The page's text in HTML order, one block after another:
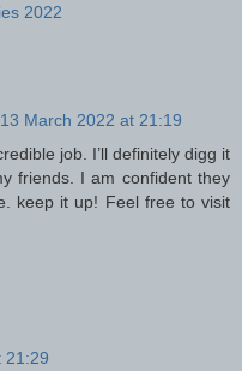
2022
13 March 2022 at 21:19
job. I’ll definitely digg it
friends. I am confident they
keep it up! Feel free to visit
21:29